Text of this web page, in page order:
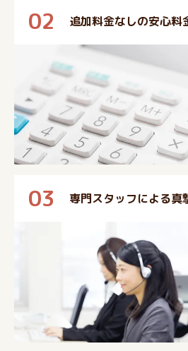
02 追加料金なしの安心料
03 専門スタッフによる真